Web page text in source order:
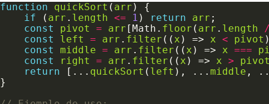
function quickSort ( arr
if ( arr . length <= 1 ) return arr
const
pivot = arr [Math. floor ( arr . length
const
left = arr . filter (( x ) => x <
pivot
const
middle = arr . filter (( x ) => x ===
const
right = arr . filter (( x ) => x >
return [... quickSort ( left ), ... middle ,